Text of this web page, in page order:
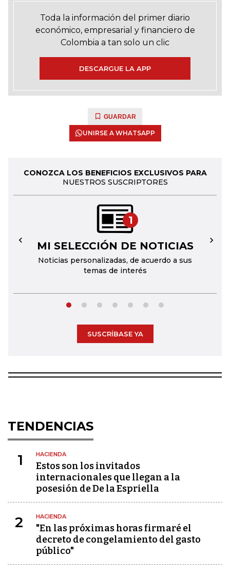
Toda la información del primer diario
económico, empresarial y financiero de
Colombia a tan solo un clic
DESCARGUE LA APP
GUARDAR
UNIRSE A WHATSAPP
CONOZCA LOS BENEFICIOS EXCLUSIVOS PARA
NUESTROS SUSCRIPTORES
1
MI SELECCIÓN DE NOTICIAS
Noticias personalizadas, de acuerdo a sus
temas de interés
← →
SUSCRÍBASE YA
TENDENCIAS
1 HACIENDA
Estos son los invitados
internacionales que llegan a la
posesión de De la Espriella
2 HACIENDA
"En las próximas horas firmaré el
decreto de congelamiento del gasto
público"